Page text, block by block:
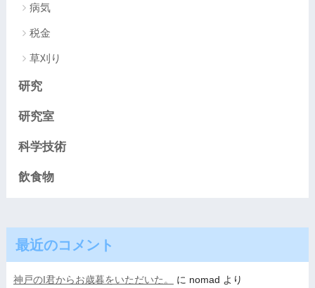
病気
税金
草刈り
研究
研究室
科学技術
飲食物
最近のコメント
神戸のI君からお歳暮をいただいた。 に nomad より